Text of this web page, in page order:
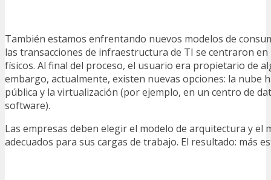
También estamos enfrentando nuevos modelos de
las transacciones de infraestructura de TI se centraron
físicos. Al final del proceso, el usuario era propietario de
embargo, actualmente, existen nuevas opciones: la nube
pública y la virtualización (por ejemplo, en un centro de
software).
Las empresas deben elegir el modelo de arquitectura y el
adecuados para sus cargas de trabajo. El resultado: más